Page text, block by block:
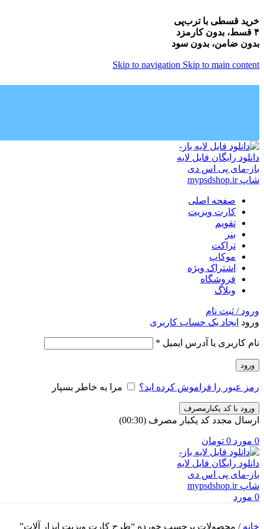
خرید قسطی با ترب‌پی
۴ قسط، بدون کارمزد
بدون ضامن، بدون سود
Skip to navigation Skip to main content
صفحه اصلی
کارت ویزیت
تقویم
بنر
تراکت
موکاپ
اشتراک ویژه
فروشگاه
وبلاگ
ورود / ثبت نام
ورود ایجاد یک حساب کاربری
نام کاربری یا آدرس ایمیل *
ورود
رمز عبور را فراموش کرده اید؟ مرا به خاطر بسپار
ورود با کد یکبارمصرف
ارسال مجدد کد یکبار مصرف (00:
30
)
0 مورد 0 تومان
0 مورد
خانه/ محصولات برچسب خورده “طرح کارت ویزیت ابزار آلات”